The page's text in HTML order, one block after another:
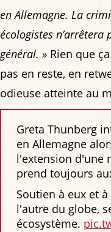
en Allemagne. La
écologistes n’arrêtera
général. » Rien que
pas en reste, en
odieuse atteinte au
Greta Thunberg
en Allemagne
l'extension d'une
prend toujours
Soutien à eux et
l'autre du globe,
écosystème.